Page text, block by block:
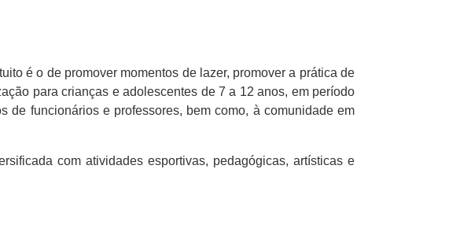
é o de promover momentos de lazer, promover a prática de
para crianças e adolescentes de 7 a 12 anos, em período
de funcionários e professores, bem como, à comunidade em
com atividades esportivas, pedagógicas, artísticas e